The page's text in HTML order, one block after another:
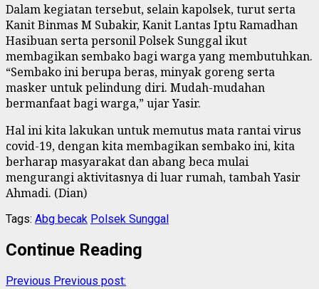
Dalam kegiatan tersebut, selain kapolsek, turut serta
Kanit Binmas M Subakir, Kanit Lantas Iptu Ramadhan
Hasibuan serta personil Polsek Sunggal ikut
membagikan sembako bagi warga yang membutuhkan.
“Sembako ini berupa beras, minyak goreng serta
masker untuk pelindung diri. Mudah-mudahan
bermanfaat bagi warga,” ujar Yasir.
Hal ini kita lakukan untuk memutus mata rantai virus
covid-19, dengan kita membagikan sembako ini, kita
berharap masyarakat dan abang beca mulai
mengurangi aktivitasnya di luar rumah, tambah Yasir
Ahmadi. (Dian)
Tags: Abg becak Polsek Sunggal
Continue Reading
Previous Previous post: